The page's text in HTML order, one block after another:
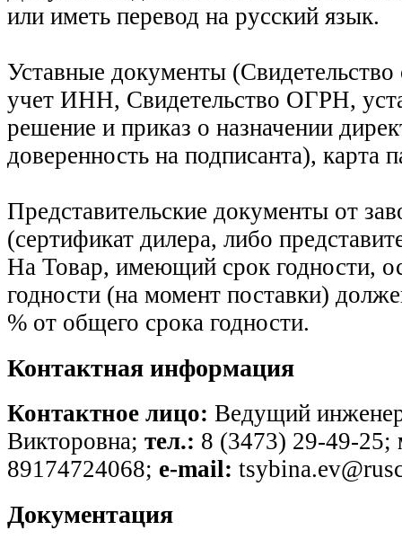
или иметь перевод на русский язык.
Уставные документы (Свидетельство
учет ИНН, Свидетельство ОГРН,
решение и приказ о назначении
доверенность на подписанта), карта
Представительские документы от
(сертификат дилера, либо
На Товар, имеющий срок годности,
годности (на момент поставки)
% от общего срока годности.
Контактная информация
Контактное лицо: Ведущий
Викторовна; тел.: 8 (3473) 29-49-25;
89174724068; e-mail:
Документация